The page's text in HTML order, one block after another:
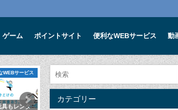
ゲーム ポイントサイト 便利なWEBサービス 動
ゲーム
オススメアプ
魔剣伝説リ
カテゴリー